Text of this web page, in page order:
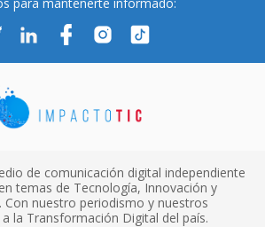
de comunicación digital independiente
temas de Tecnología, Innovación y
Con nuestro periodismo y nuestros
la Transformación Digital del país.